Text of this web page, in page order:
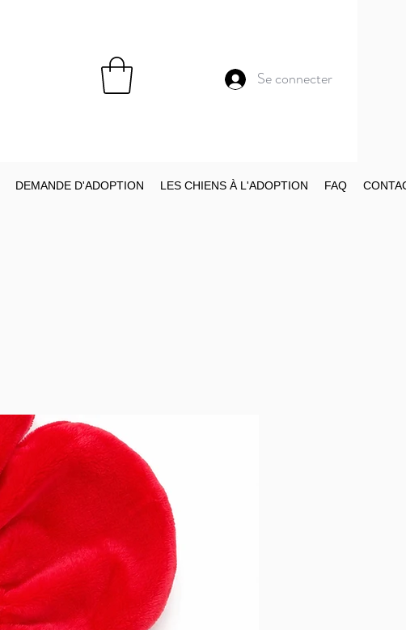
Se connecter
DEMANDE D'ADOPTION LES CHIENS À L'ADOPTION FAQ